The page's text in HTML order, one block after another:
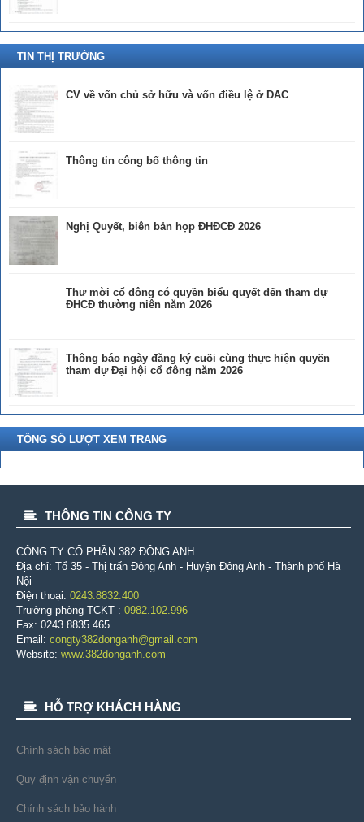
TIN THỊ TRƯỜNG
CV về vốn chủ sở hữu và vốn điều lệ ở DAC
Thông tin công bố thông tin
Nghị Quyết, biên bản họp ĐHĐCĐ 2026
Thư mời cổ đông có quyền biểu quyết đến tham dự
ĐHCĐ thường niên năm 2026
Thông báo ngày đăng ký cuối cùng thực hiện quyền
tham dự Đại hội cổ đông năm 2026
TỔNG SỐ LƯỢT XEM TRANG
THÔNG TIN CÔNG TY
CÔNG TY CỔ PHẦN 382 ÐÔNG ANH
Địa chỉ: Tổ 35 - Thị trấn Đông Anh - Huyện Đông Anh - Thành phố Hà
Nội
Điện thoại: 0243.8832.400
Trưởng phòng TCKT : 0982.102.996
Fax: 0243 8835 465
Email: congty382donganh@gmail.com
Website: www.382donganh.com
HỖ TRỢ KHÁCH HÀNG
Chính sách bảo mật
Quy định vận chuyển
Chính sách bảo hành